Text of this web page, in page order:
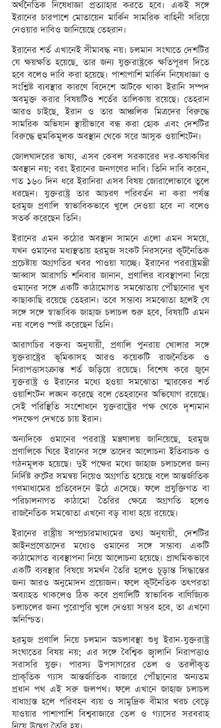
অর্থনৈতিক নিষেধাজ্ঞা প্রত্যাহার করতে হবে। একই সঙ্গে
ইরানের চারপাশে মোতায়েন মার্কিন সামরিক বাহিনী সরিয়ে
নেওয়ার দাবিও জানিয়েছে তেহরান।
ইরানের শর্ত এখানেই সীমাবদ্ধ নয়। চলমান সংঘাতে দেশটির
যে ক্ষয়ক্ষতি হয়েছে, তার জন্য যুক্তরাষ্ট্রকে ক্ষতিপূরণ দিতে
হবে বলেও দাবি করা হয়েছে। পাশাপাশি মার্কিন নিষেধাজ্ঞা ও
সংশ্লিষ্ট ব্যবস্থার কারণে বিদেশে আটকে থাকা ইরানি সম্পদ
অবমুক্ত করার বিষয়টিও শর্তের তালিকায় রয়েছে। তেহরান
আরও চাইছে, ইরান ও তার আঞ্চলিক মিত্রদের বিরুদ্ধে
সামরিক অভিযান স্থায়ীভাবে বন্ধ করা হোক এবং দেশটির
বিরুদ্ধে হুমকিমূলক অবস্থান থেকে সরে আসুক ওয়াশিংটন।
জোলঘাদরের ভাষ্য, এসব কেবল সরকারের দর-কষাকষির
অবস্থান নয়; বরং ইরানের জনগণের দাবি। তিনি দাবি করেন,
গত ১৬০ দিন ধরে ইরানিরা এসব বিষয় জোরালোভাবে তুলে
ধরছেন। যুক্তরাষ্ট্র তার আচরণ পরিবর্তন না করা পর্যন্ত
হরমুজ প্রণালি স্বাভাবিকভাবে খুলে দেওয়া হবে না বলেও
সতর্ক করেছেন তিনি।
ইরানের এমন কঠোর অবস্থান সামনে এলো এমন সময়ে,
যখন ওমানের মধ্যস্থতায় হরমুজ সংকট নিরসনের কূটনৈতিক
প্রচেষ্টায় অগ্রগতির খবর পাওয়া যাচ্ছে। ইরানের পররাষ্ট্রমন্ত্রী
আব্বাস আরাগচি শনিবার জানান, প্রণালির ব্যবস্থাপনা নিয়ে
ওমানের সঙ্গে একটি কাঠামোগত সমঝোতায় পৌঁছানোর খুব
কাছাকাছি রয়েছে তেহরান। তবে সম্ভাব্য সমঝোতা হলেই যে
সঙ্গে সঙ্গে স্বাভাবিক জাহাজ চলাচল শুরু হবে, বিষয়টি এমন
নয় বলেও স্পষ্ট করেছেন তিনি।
আরাগচির বক্তব্য অনুযায়ী, প্রণালি পুনরায় খোলার সঙ্গে
যুক্তরাষ্ট্রের ভূমিকাসহ আরও কয়েকটি রাজনৈতিক ও
নিরাপত্তাসংক্রান্ত শর্ত জড়িয়ে রয়েছে। বিশেষ করে জুনে
যুক্তরাষ্ট্র ও ইরানের মধ্যে হওয়া সমঝোতা স্মারকের শর্ত
ওয়াশিংটন লঙ্ঘন করেছে বলে তেহরানের অভিযোগ রয়েছে।
সেই পরিস্থিতি সংশোধনে যুক্তরাষ্ট্রের পক্ষ থেকে দৃশ্যমান
পদক্ষেপ দেখতে চায় ইরান।
অন্যদিকে ওমানের পররাষ্ট্র মন্ত্রণালয় জানিয়েছে, হরমুজ
প্রণালিকে ঘিরে ইরানের সঙ্গে তাদের আলোচনা ইতিবাচক ও
গঠনমূলক হয়েছে। দুই পক্ষের মধ্যে জাহাজ চলাচলের জন্য
নির্দিষ্ট রুটের সমন্বয় নিয়েও অগ্রগতি হয়েছে বলে আন্তর্জাতিক
গণমাধ্যমের প্রতিবেদনে উঠে এসেছে। ফলে প্রযুক্তিগত বা
পরিচালনাগত কাঠামো তৈরির ক্ষেত্রে অগ্রগতি হলেও
রাজনৈতিক সমঝোতা এখনো বড় বাধা হয়ে রয়েছে।
ইরানের রাষ্ট্রীয় সম্প্রচারমাধ্যমের তথ্য অনুযায়ী, দেশটির
আইনপ্রণেতাদের মধ্যেও ওমানের সঙ্গে সম্ভাব্য একটি
কাঠামোগত ব্যবস্থাপনা নিয়ে আলোচনা হয়েছে। প্রাথমিকভাবে
একটি ব্যবস্থার বিষয়ে সমর্থন তৈরি হলেও চূড়ান্ত সিদ্ধান্তের
জন্য আরও অনুমোদন প্রয়োজন। ফলে কূটনৈতিক তৎপরতা
অব্যাহত থাকলেও ঠিক কবে প্রণালিটি স্বাভাবিক বাণিজ্যিক
চলাচলের জন্য পুরোপুরি খুলে দেওয়া সম্ভব হবে, তা এখনো
অনিশ্চিত।
হরমুজ প্রণালি নিয়ে চলমান অচলাবস্থা শুধু ইরান-যুক্তরাষ্ট্র
সংঘাতের বিষয় নয়; এর সঙ্গে বৈশ্বিক জ্বালানি নিরাপত্তাও
সরাসরি যুক্ত। পারস্য উপসাগরের তেল ও তরলীকৃত
প্রাকৃতিক গ্যাস আন্তর্জাতিক বাজারে পৌঁছানোর অন্যতম
প্রধান পথ এই সরু জলপথ। ফলে এখানে জাহাজ চলাচল
বাধাগ্রস্ত হলে পরিবহন ব্যয় ও সামুদ্রিক বীমার খরচ বেড়ে
যাওয়ার পাশাপাশি বিশ্ববাজারে তেল ও গ্যাসের সরবরাহ